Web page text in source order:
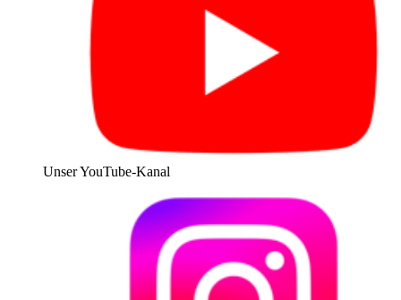
Unser YouTube-Kanal